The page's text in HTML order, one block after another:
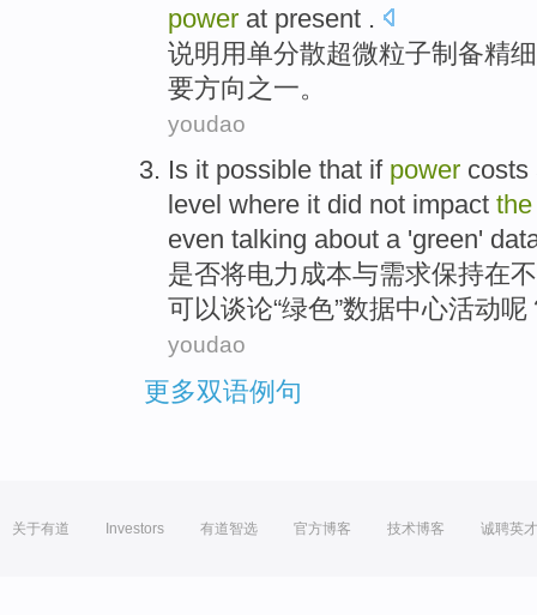
power at present .
说明 用单分散超微粒子制备精细
要方向 之一。
youdao
Is it possible that if power costs
level where it did not impact
even talking about a 'green'
是否将电力 成本与需求保持在不
可以谈论“绿色”数据中心活动呢
youdao
更多双语例句
关于有道 Investors 有道智选 官方博客 技术博客 诚聘英才